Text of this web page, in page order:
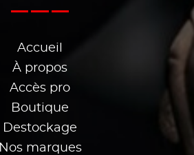
Accueil
À propos
Accès pro
Boutique
Destockage
Nos marques